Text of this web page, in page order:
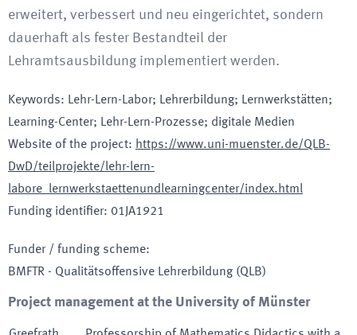
erweitert, verbessert und neu eingerichtet, sondern
dauerhaft als fester Bestandteil der
Lehramtsausbildung implementiert werden.
Keywords: Lehr-Lern-Labor; Lehrerbildung; Lernwerkstätten;
Learning-Center; Lehr-Lern-Prozesse; digitale Medien
Website of the project: https://www.uni-muenster.de/QLB-
DwD/teilprojekte/lehr-lern-
labore_lernwerkstaettenundlearningcenter/index.html
Funding identifier: 01JA1921
Funder / funding scheme:
BMFTR - Qualitätsoffensive Lehrerbildung (QLB)
Project management at the University of Münster